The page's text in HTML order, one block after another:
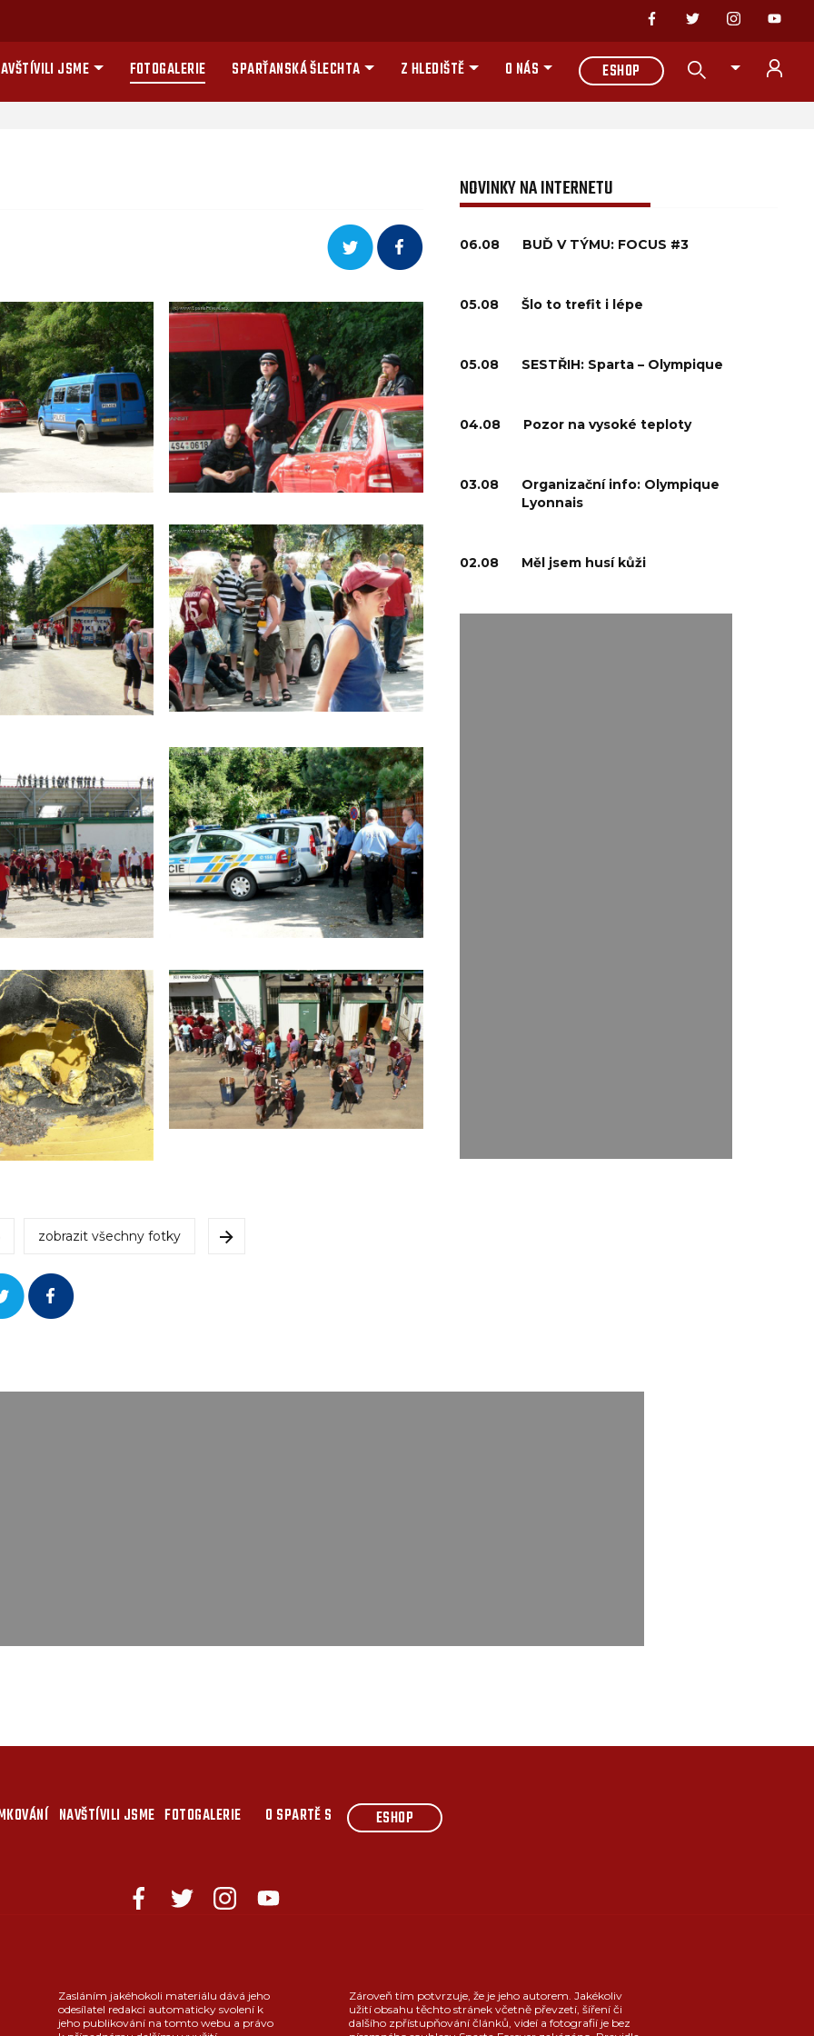
JSME FOTOGALERIE SPARŤANSKÁ ŠLECHTA Z HLEDIŠTĚ O NÁS ESHOP
zobrazit všechny fotky
NOVINKY NA INTERNETU
06.08 BUĎ V TÝMU: FOCUS #3
05.08 Šlo to trefit i lépe
05.08 SESTŘIH: Sparta – Olympique
04.08 Pozor na vysoké teploty
03.08
Organizační info: Olympique
Lyonnais
02.08 Měl jsem husí kůži
NAVŠTÍVILI JSME FOTOGALERIE O SPARTĚ S ESHOP
Zasláním jakéhokoli materiálu dává jeho
odesílatel redakci automaticky svolení k
jeho publikování na tomto webu a právo
Zároveň tím potvrzuje, že je jeho autorem. Jakékoliv
užití obsahu těchto stránek včetně převzetí, šíření či
dalšího zpřístupňování článků, videí a fotografií je bez